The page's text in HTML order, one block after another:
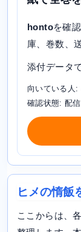
hontoを確
庫、巻数、
添付データ
向いている人:
確認状態: 配
ヒメの惰飯
ここからは、